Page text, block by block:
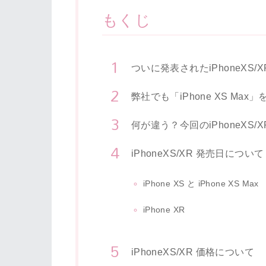
もくじ
ついに発表されたiPhoneXS/
弊社でも「iPhone XS Max」
何が違う？今回のiPhoneXS/
iPhoneXS/XR 発売日について
iPhone XS と iPhone XS Max
iPhone XR
iPhoneXS/XR 価格について